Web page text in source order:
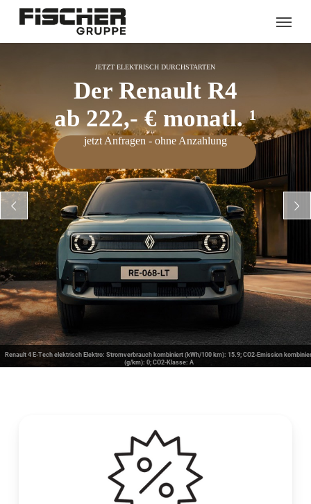
main
Menu
jetzt Anfragen - ohne Anzahlung
Der Renault R4
ab 222,- € monatl. ¹
JETZT ELEKTRISCH DURCHSTARTEN
Renault 4 E-Tech elektrisch Elektro: Stromverbrauch kombiniert (kWh/100 km): 15.9; CO2-Emission
(g/km): 0; CO2-Klasse: A